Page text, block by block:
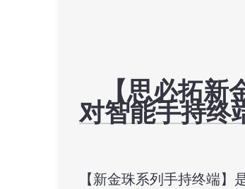
【思必拓新
对智能手持终
【新金珠系列手持终端】